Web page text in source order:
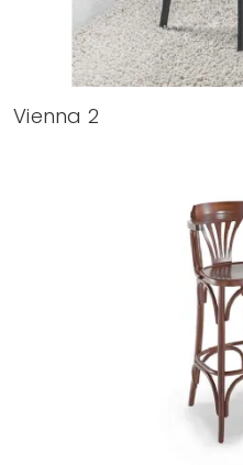
Vienna 2